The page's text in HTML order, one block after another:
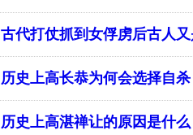
古代打仗抓到女俘虏后古人
历史上高长恭为何会选择自杀
历史上高湛禅让的原因是什么